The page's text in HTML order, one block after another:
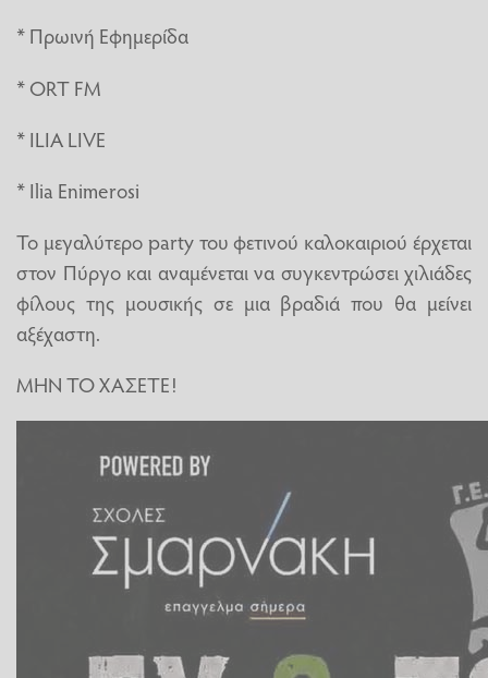
* Πρωινή Εφημερίδα
* ORT FM
* ILIA LIVE
* Ilia Enimerosi
Το μεγαλύτερο party του φετινού καλοκαιριού έρχεται
στον Πύργο και αναμένεται να συγκεντρώσει χιλιάδες
φίλους της μουσικής σε μια βραδιά που θα μείνει
αξέχαστη.
ΜΗΝ ΤΟ ΧΑΣΕΤΕ!